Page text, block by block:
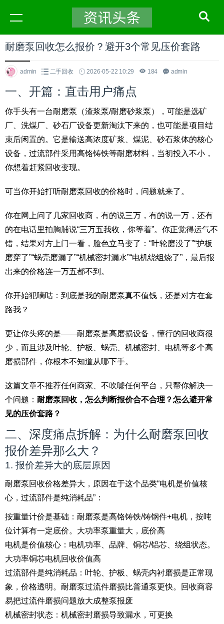
耐磨泵回收怎么报价？避开3个常见压价套路
admin 二手回收 2026-05-22 10:29 184 admin
一、开篇：直击用户痛点
你手头有一台耐磨泵（渣浆泵/耐磨砂浆泵），可能是选矿
厂、洗煤厂、砂石厂设备更新淘汰下来的，也可能是项目结
束后闲置的。它是输送高浓度矿浆、煤泥、砂石浆体的核心
设备，过流部件采用高铬铸铁等耐磨材料，当初投入不小，
你想着赶紧回收变现。
可当你开始打听耐磨泵回收的价格时，问题就来了。
你在网上问了几家回收商，有的说三万，有的说一万，还有
的在电话里拍胸脯说“三万五我收，你等着”。你正觉得运气不
错，结果对方上门一看，脸色立马变了：“叶轮磨没了”“护板
磨穿了”“蜗壳磨漏了”“机械密封漏水”“电机绕组烧了”，最后报
出来的价格连一万五都不到。
你开始犯嘀咕：到底是我的耐磨泵真不值钱，还是对方在套
路我？
更让你头疼的是——耐磨泵是高磨损设备，懂行的回收商很
少，而且涉及叶轮、护板、蜗壳、机械密封、电机等多个高
磨损部件，你根本不知道从哪下手。
这篇文章不推荐任何商家、不吹嘘任何平台，只帮你解决一
个问题： 耐磨泵回收，怎么判断报价合不合理？怎么避开常
见的压价套路？
二、深度痛点拆解：为什么耐磨泵回收
报价差异那么大？
1. 报价差异大的底层原因
耐磨泵回收价格差异大，原因在于这个品类“电机是价值核
心，过流部件是纯消耗品”：
按重量计价是基础：耐磨泵是高铬铸铁/铸钢件+电机，按吨
位计算有一定底价。大功率泵重量大，底价高
电机是价值核心：电机功率、品牌、铜芯/铝芯、绕组状态。
大功率铜芯电机回收价值高
过流部件是纯消耗品：叶轮、护板、蜗壳内衬磨损是正常现
象，价格透明。耐磨泵过流件磨损比普通泵更快。回收商容
易把过流件磨损问题放大成整泵报废
机械密封状态：机械密封磨损导致漏水，可更换